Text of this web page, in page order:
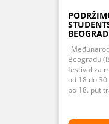
Beogradu
festival za
od 18 do
po 18. put